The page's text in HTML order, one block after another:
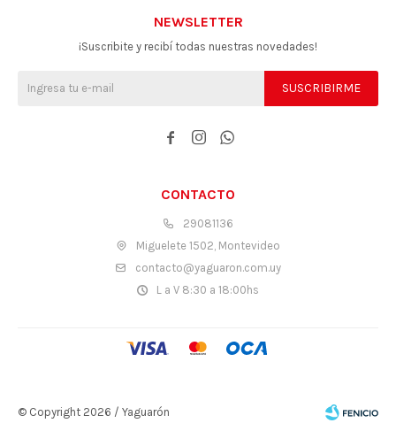
CONTACTO
29081136
Miguelete 1502, Montevideo
contacto@yaguaron.com.uy
L a V 8:30 a 18:00hs
NEWSLETTER
¡Suscribite y recibí todas nuestras novedades!
SUSCRIBIRME
  
© Copyright 2026 / Yaguarón